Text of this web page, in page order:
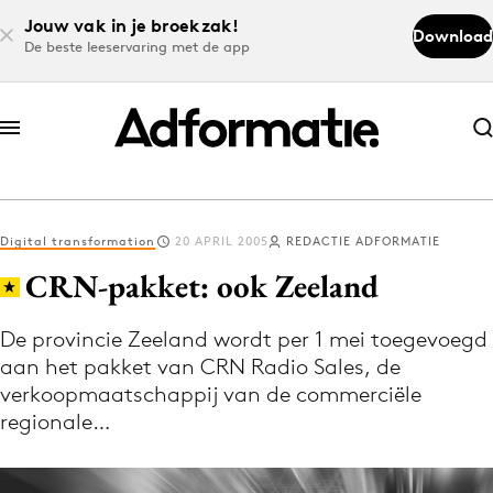
Jouw vak in je broekzak!
De beste leeservaring met de app
Download
Abonneer nu
Abonneer nu
Log in
Download de app
Volg het laatste nieuws via de Adformatie
Nieuws app
Digital transformation 20 APRIL 2005 REDACTIE ADFORMATIE
CRN-pakket: ook Zeeland
De provincie Zeeland wordt per 1 mei toegevoegd
aan het pakket van CRN Radio Sales, de
verkoopmaatschappij van de commerciële
regionale…